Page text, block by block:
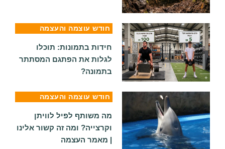
חודש עוצמה והעצמה
חידות בתמונות: תוכלו
לגלות את הפתגם המסתתר
בתמונה?
חודש עוצמה והעצמה
מה משותף לפיל לוויתן
וקרצייה? ומה זה קשור אלינו
| מאמר העצמה